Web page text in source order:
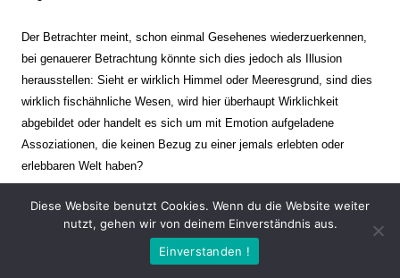
Der Betrachter meint, schon einmal Gesehenes wiederzuerkennen,
bei genauerer Betrachtung könnte sich dies jedoch als Illusion
herausstellen: Sieht er wirklich Himmel oder Meeresgrund, sind dies
wirklich fischähnliche Wesen, wird hier überhaupt Wirklichkeit
abgebildet oder handelt es sich um mit Emotion aufgeladene
Assoziationen, die keinen Bezug zu einer jemals erlebten oder
erlebbaren Welt haben?
Verharren und Dynamik stehen sich dabei gegenüber. Zeit steht still
oder verrinnt im Nu. Es soll dabei eine Spannung, auch farblich, bis
zur Schmerzgrenze erzeugt werden. Die Arbeiten stellen ambivalente
Diese Website benutzt Cookies. Wenn du die Website weiter
nutzt, gehen wir von deinem Einverständnis aus.
Einverstanden !